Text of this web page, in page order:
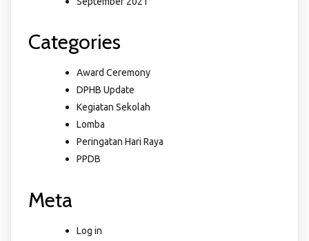
Categories
Award Ceremony
DPHB Update
Kegiatan Sekolah
Lomba
Peringatan Hari Raya
PPDB
Meta
Log in